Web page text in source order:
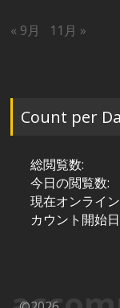
« 9月 11月 »
Count per
総閲覧数:
今日の閲覧数:
現在オンライ
カウント開始